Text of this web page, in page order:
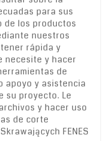
para sus
de los productos
nuestros
rápida y
necesite y hacer
de
apoyo y asistencia
su proyecto. Le
y hacer uso
de corte
FENES